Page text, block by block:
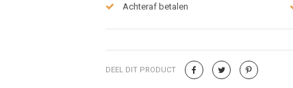
Achteraf betalen
DEEL DIT PRODUCT